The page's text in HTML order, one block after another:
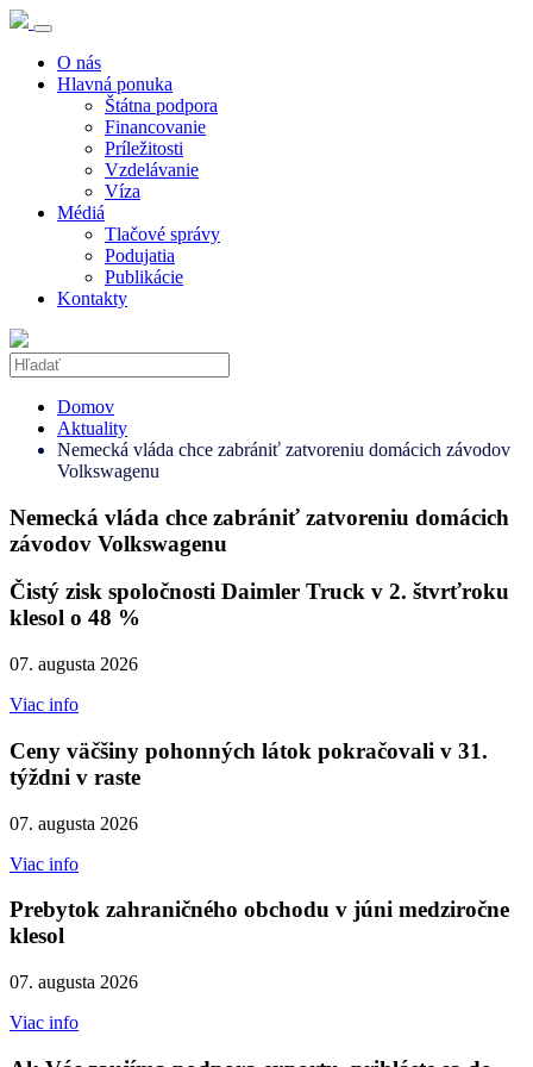
O nás
Hlavná ponuka
Štátna podpora
Financovanie
Príležitosti
Vzdelávanie
Víza
Médiá
Tlačové správy
Podujatia
Publikácie
Kontakty
Domov
Aktuality
Nemecká vláda chce zabrániť zatvoreniu domácich závodov
Volkswagenu
Nemecká vláda chce zabrániť zatvoreniu domácich
závodov Volkswagenu
Čistý zisk spoločnosti Daimler Truck v 2. štvrťroku
klesol o 48 %
07. augusta 2026
Viac info
Ceny väčšiny pohonných látok pokračovali v 31.
týždni v raste
07. augusta 2026
Viac info
Prebytok zahraničného obchodu v júni medziročne
klesol
07. augusta 2026
Viac info